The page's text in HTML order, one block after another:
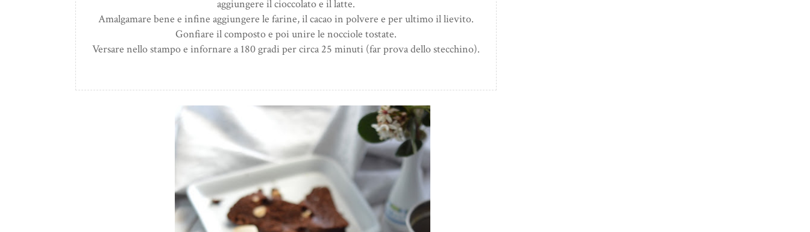
aggiungere il cioccolato e il latte.
Amalgamare bene e infine aggiungere le farine, il cacao in polvere e per ultimo il lievito.
Gonfiare il composto e poi unire le nocciole tostate.
Versare nello stampo e infornare a 180 gradi per circa 25 minuti (far prova dello stecchino).